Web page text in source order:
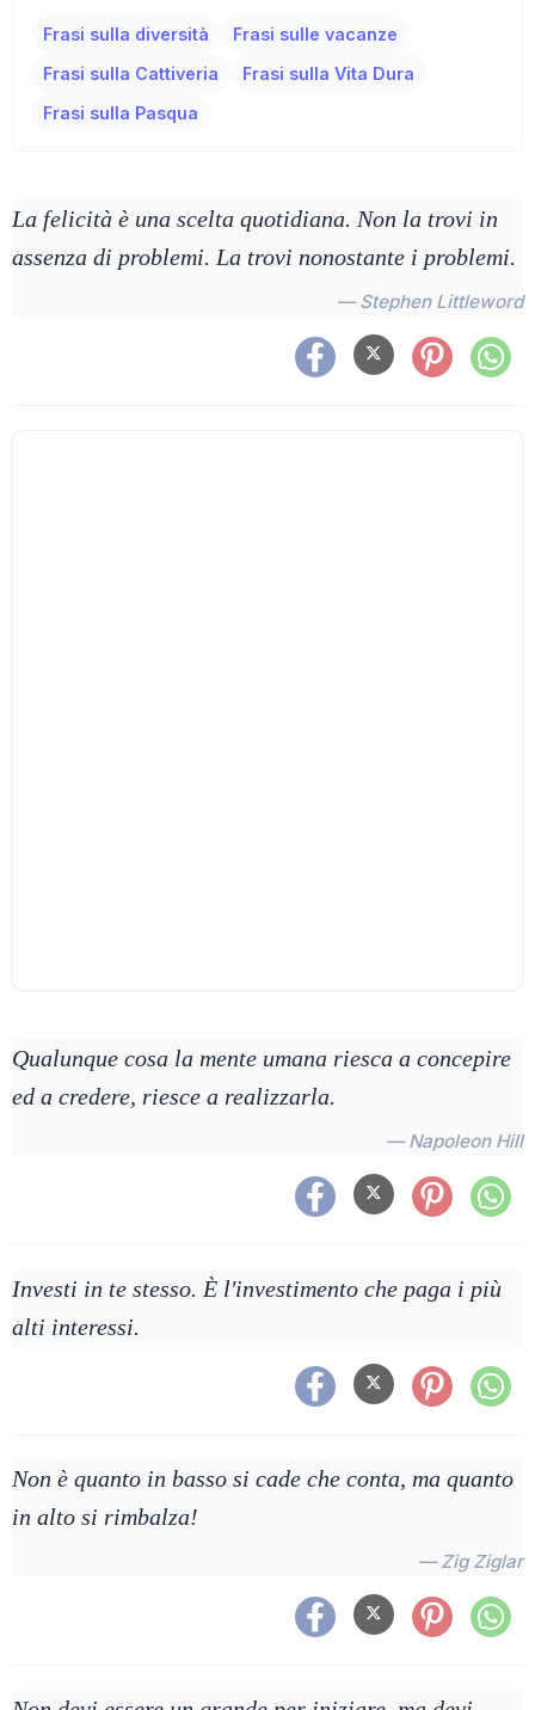
Frasi sulla diversità
Frasi sulle vacanze
Frasi sulla Cattiveria
Frasi sulla Vita Dura
Frasi sulla Pasqua
La felicità è una scelta quotidiana. Non la trovi in
assenza di problemi. La trovi nonostante i problemi.
— Stephen Littleword
Qualunque cosa la mente umana riesca a concepire
ed a credere, riesce a realizzarla.
— Napoleon Hill
Investi in te stesso. È l'investimento che paga i più
alti interessi.
Non è quanto in basso si cade che conta, ma quanto
in alto si rimbalza!
— Zig Ziglar